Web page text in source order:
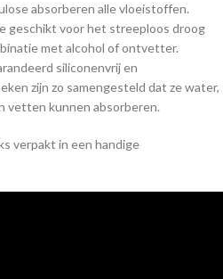
absorberen alle vloeistoffen.
geschikt voor het streeploos droog
met alcohol of ontvetter.
siliconenvrij en
zijn zo samengesteld dat ze water,
vetten kunnen absorberen.
verpakt in een handige